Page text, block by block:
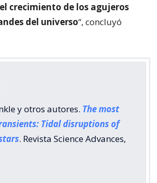
crecimiento de los agujeros
del universo“, concluyó
y otros autores. The most
Tidal disruptions of
. Revista Science Advances,